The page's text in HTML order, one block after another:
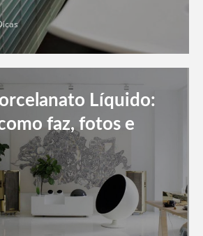
Líquido:
faz, fotos e